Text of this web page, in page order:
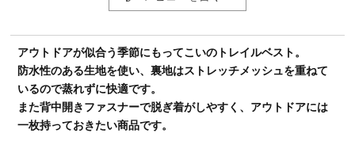
アウトドアが似合う季節にもってこいのトレイルベスト。
防水性のある生地を使い、裏地はストレッチメッシュを重ねて
いるので蒸れずに快適です。
また背中開きファスナーで脱ぎ着がしやすく、アウトドアには
一枚持っておきたい商品です。